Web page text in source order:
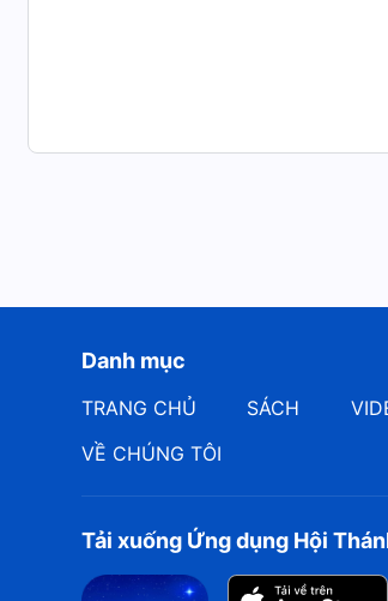
Danh mục
TRANG CHỦ SÁCH
VỀ CHÚNG TÔI
Tải xuống Ứng dụng Hội